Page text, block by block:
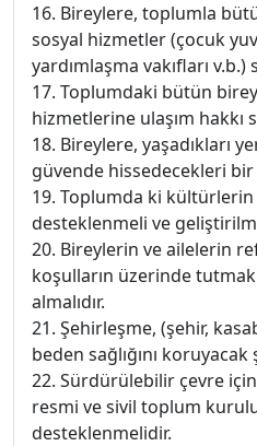
16. Bireylere, toplumla
sosyal hizmetler (çocuk
yardımlaşma vakıfları v.b.)
17. Toplumdaki bütün
hizmetlerine ulaşım hakkı
18. Bireylere, yaşadıkları
güvende hissedecekleri
19. Toplumda ki
desteklenmeli ve
20. Bireylerin ve ailelerin
koşulların üzerinde
almalıdır.
21. Şehirleşme, (şehir,
beden sağlığını koruyacak
22. Sürdürülebilir çevre
resmi ve sivil toplum
desteklenmelidir.